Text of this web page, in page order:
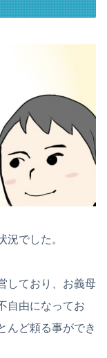
でした。
しており、お義母
自由になってお
んど頼る事ができ